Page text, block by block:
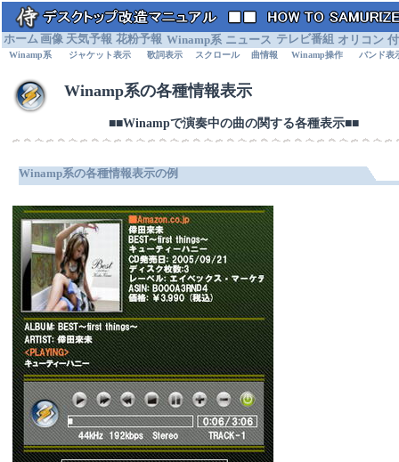
ホーム 画像 天気予報 花粉予報 Winamp系 ニュース テレビ番組 オリコン
Winamp系 ジャケット表示 歌詞表示 スクロール 曲情報 Winamp操作 バンド表
Winamp系の各種情報表示
■■Winampで演奏中の曲の関する各種表示■■
Winamp系の各種情報表示の例